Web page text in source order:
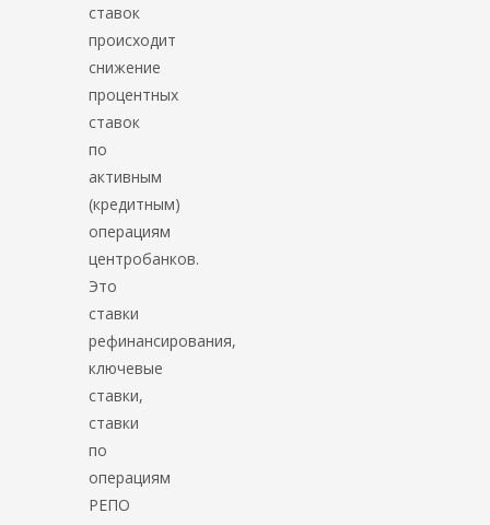
ставок
происходит
снижение
процентных
ставок
по
активным
(кредитным)
операциям
центробанков.
Это
ставки
рефинансирования,
ключевые
ставки,
ставки
по
операциям
РЕПО